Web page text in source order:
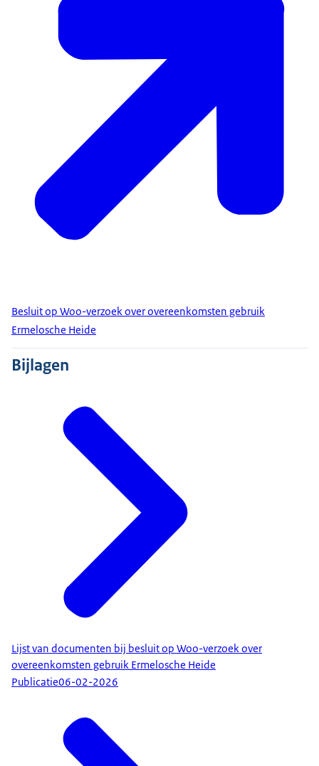
Besluit op Woo-verzoek over overeenkomsten gebruik
Ermelosche Heide
Bijlagen
Lijst van documenten bij besluit op Woo-verzoek over
overeenkomsten gebruik Ermelosche Heide
Publicatie06-02-2026